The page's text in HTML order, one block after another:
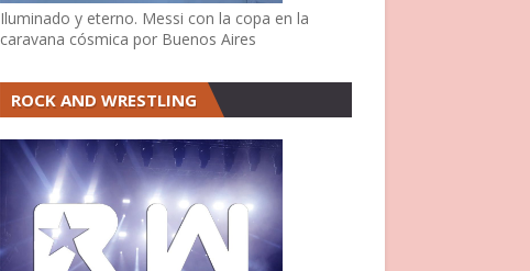
Iluminado y eterno. Messi con la copa en la
caravana cósmica por Buenos Aires
ROCK AND WRESTLING